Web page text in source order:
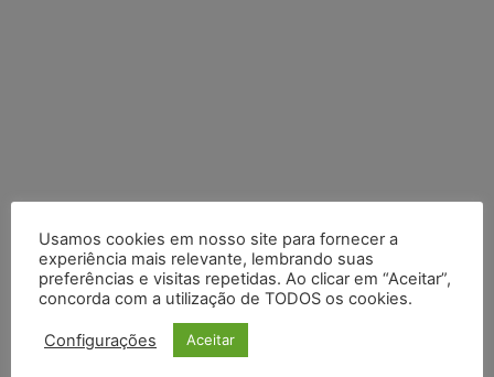
Usamos cookies em nosso site para fornecer a
experiência mais relevante, lembrando suas
preferências e visitas repetidas. Ao clicar em “Aceitar”,
concorda com a utilização de TODOS os cookies.
Configurações Aceitar